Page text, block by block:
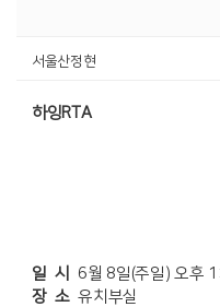
서울산정현
하잉RTA
일 시
6월 8일(주일) 오후
장 소유치부실